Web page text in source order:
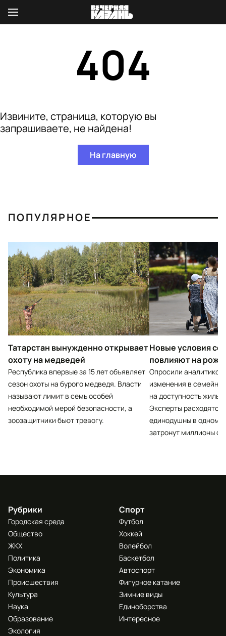
404
Извините, страница, которую вы
запрашиваете, не найдена!
На главную
ПОПУЛЯРНОЕ
Татарстан вынужденно открывает
охоту на медведей
Республика впервые за 15 лет объявляет
сезон охоты на бурого медведя. Власти
называют лимит в семь особей
необходимой мерой безопасности, а
зоозащитники бьют тревогу.
Новые условия
повлияют на
Опросили аналитиков
изменения в
на доступность
Эксперты расходятся
единодушны в одном
затронут миллионы
Рубрики
Городская среда
Общество
ЖКХ
Политика
Экономика
Происшествия
Культура
Наука
Образование
Экология
Спорт
Футбол
Хоккей
Волейбол
Баскетбол
Автоспорт
Фигурное катание
Зимние виды
Единоборства
Интересное